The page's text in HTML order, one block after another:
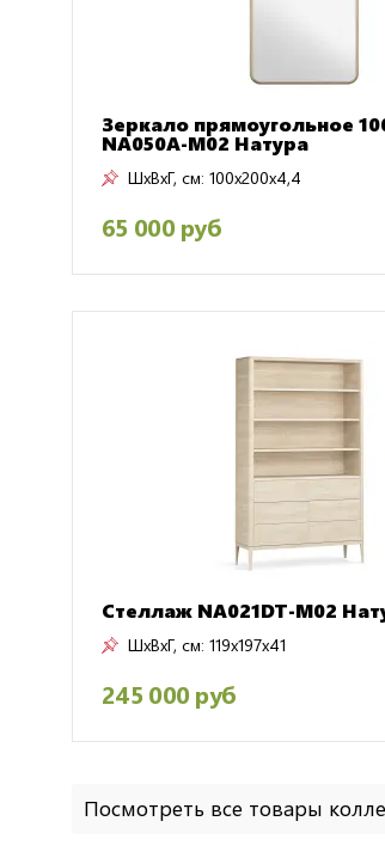
Зеркало прямоугольное
NA050A-M02 Натура
ШxВxГ, см: 100x200x4,4
65 000 руб
Стеллаж NA021DT-M02
ШxВxГ, см: 119x197x41
245 000 руб
Посмотреть все товары